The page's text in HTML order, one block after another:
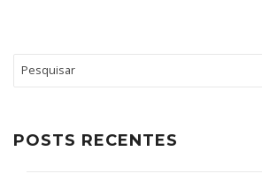
POSTS RECENTES